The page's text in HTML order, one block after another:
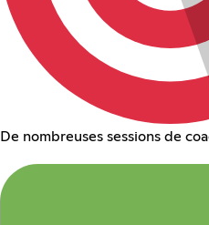
De nombreuses sessions de